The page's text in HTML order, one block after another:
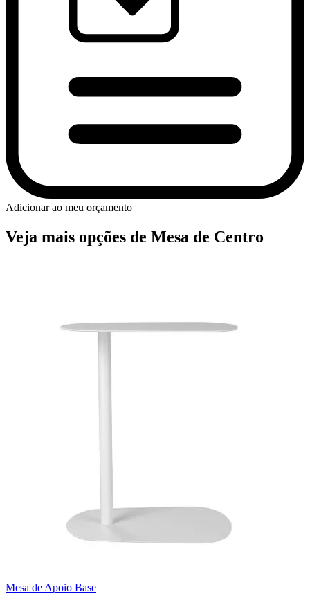
Adicionar ao meu orçamento
Veja mais opções de Mesa de Centro
Mesa de Apoio Base